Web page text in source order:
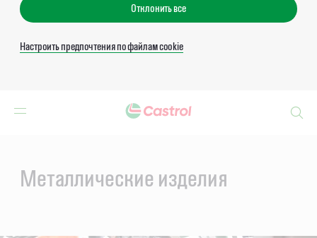
Отклонить все
Настроить предпочтения по файлам cookie
Металлические изделия